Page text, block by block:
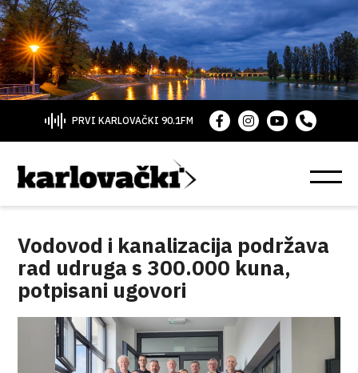
PRVI KARLOVAČKI 90.1FM
Vodovod i kanalizacija podržava
rad udruga s 300.000 kuna,
potpisani ugovori